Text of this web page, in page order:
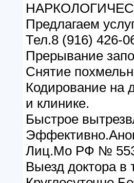
Предлагаем
Тел.8 (916) 426-
Прерывание
Снятие
Кодирование на
и клинике.
Быстрое
Лиц.Мо РФ №
Выезд доктора в